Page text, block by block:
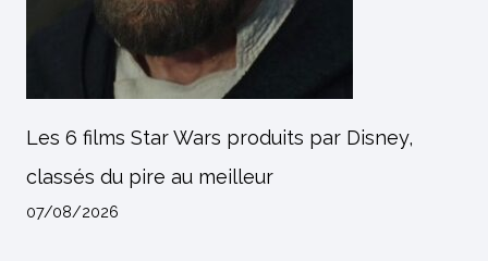
Les 6 films Star Wars produits par Disney,
classés du pire au meilleur
07/08/2026